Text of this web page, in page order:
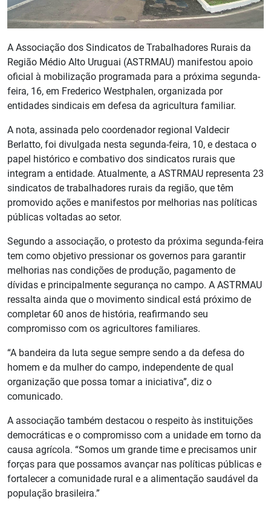
A Associação dos Sindicatos de Trabalhadores Rurais da
Região Médio Alto Uruguai (ASTRMAU) manifestou apoio
oficial à mobilização programada para a próxima segunda-
feira, 16, em Frederico Westphalen, organizada por
entidades sindicais em defesa da agricultura familiar.
A nota, assinada pelo coordenador regional Valdecir
Berlatto, foi divulgada nesta segunda-feira, 10, e destaca o
papel histórico e combativo dos sindicatos rurais que
integram a entidade. Atualmente, a ASTRMAU representa 23
sindicatos de trabalhadores rurais da região, que têm
promovido ações e manifestos por melhorias nas políticas
públicas voltadas ao setor.
Segundo a associação, o protesto da próxima segunda-feira
tem como objetivo pressionar os governos para garantir
melhorias nas condições de produção, pagamento de
dívidas e principalmente segurança no campo. A ASTRMAU
ressalta ainda que o movimento sindical está próximo de
completar 60 anos de história, reafirmando seu
compromisso com os agricultores familiares.
“A bandeira da luta segue sempre sendo a da defesa do
homem e da mulher do campo, independente de qual
organização que possa tomar a iniciativa”, diz o
comunicado.
A associação também destacou o respeito às instituições
democráticas e o compromisso com a unidade em torno da
causa agrícola. “Somos um grande time e precisamos unir
forças para que possamos avançar nas políticas públicas e
fortalecer a comunidade rural e a alimentação saudável da
população brasileira.”